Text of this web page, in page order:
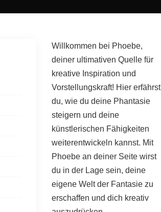
Willkommen bei Phoebe,
deiner ultimativen Quelle für
kreative Inspiration und
Vorstellungskraft! Hier erfährst
du, wie du deine Phantasie
steigern und deine
künstlerischen Fähigkeiten
weiterentwickeln kannst. Mit
Phoebe an deiner Seite wirst
du in der Lage sein, deine
eigene Welt der Fantasie zu
erschaffen und dich kreativ